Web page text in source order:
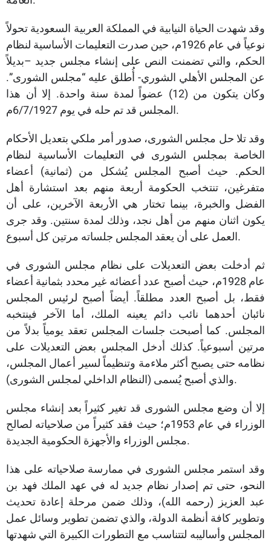
وقد شهدت الحياة النيابية في المملكة العربية السعودية تحولاً
نوعياً في عام 1926م، حين صدرت التعليمات الأساسية لنظام
الحكم، والتي تضمنت النص على إنشاء مجلس جديد –بديلاً
عن المجلس الأهلي الشوري- أُطلق عليه “مجلس الشورى”.
وكان يتكون من (12) عضواً لمدة سنة واحدة. إلا أن هذا
المجلس قد تم حله في يوم 6/7/1927م.
وقد تلا حل مجلس الشورى، صدور أمر ملكي بتعديل الأحكام
الخاصة بمجلس الشورى في التعليمات الأساسية لنظام
الحكم. حيث أصبح المجلس يُشكل من (ثمانية) أعضاء
متفرغين، تنتخب الحكومة أربعة منهم بعد استشارة أهل
الفضل والخبرة، بينما تختار هي الأربعة الآخرين، على أن
يكون اثنان منهم من أهل نجد، وذلك لمدة سنتين. وقد جرى
العمل على أن يعقد المجلس جلساته مرتين كل أسبوع.
ثم أدخلت بعض التعديلات على نظام مجلس الشورى في
عام 1928م، حيث أصبح عدد أعضائه غير محدد بثمانية أعضاء
فقط، بل أصبح العدد مطلقاً. أيضاً أصبح لرئيس المجلس
نائبان أحدهما نائب دائم يعينه الملك، أما الآخر فينتخبه
المجلس. كما أصبحت جلسات المجلس تعقد يومياً بدلاً من
مرتين أسبوعياً. كذلك أدخل المجلس بعض التعديلات على
نظامه حتى يصبح أكثر ملاءمة وتنظيماً لسير أعمال المجلس،
والذي أصبح يُسمى (النظام الداخلي لمجلس الشورى).
إلا أن وضع مجلس الشورى قد تغير كثيراً بعد إنشاء مجلس
الوزراء في عام 1953م؛ حيث فقد كثيراً من صلاحياته لصالح
مجلس الوزراء والأجهزة الحكومية الجديدة.
وقد استمر مجلس الشورى في ممارسة صلاحياته على هذا
النحو، حتى تم إصدار نظام جديد له في عهد الملك فهد بن
عبد العزيز (رحمه الله)، وذلك ضمن مرحلة إعادة تحديث
وتطوير كافة أنظمة الدولة، والذي تضمن تطوير وسائل عمل
المجلس وأساليبه لتتناسب مع التطورات الكبيرة التي شهدتها